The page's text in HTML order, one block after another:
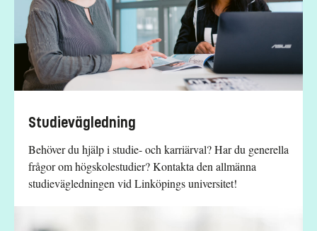
Studievägledning
Behöver du hjälp i studie- och karriärval? Har du generella
frågor om högskolestudier? Kontakta den allmänna
studievägledningen vid Linköpings universitet!